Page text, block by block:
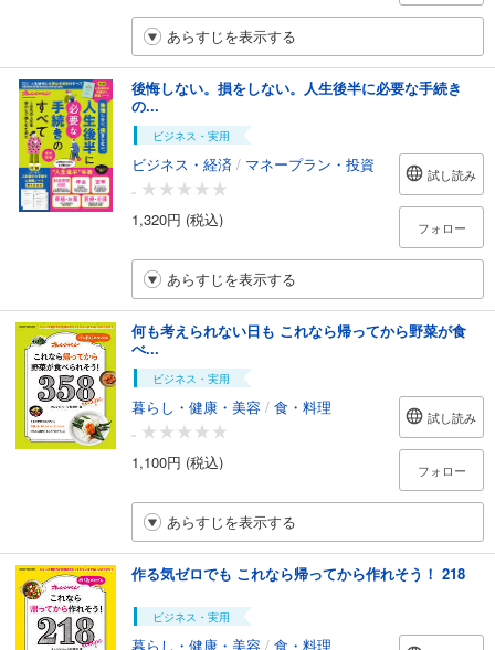
あらすじを表示する
後悔しない。損をしない。人生後半に必要な手続き
の...
ビジネス・実用
ビジネス・経済 / マネープラン・投資
-
1,320円 (税込)
試し読み
フォロー
あらすじを表示する
何も考えられない日も これなら帰ってから野菜が食
べ...
ビジネス・実用
暮らし・健康・美容 / 食・料理
-
1,100円 (税込)
試し読み
フォロー
あらすじを表示する
作る気ゼロでも これなら帰ってから作れそう！ 218
ビジネス・実用
暮らし・健康・美容 / 食・料理